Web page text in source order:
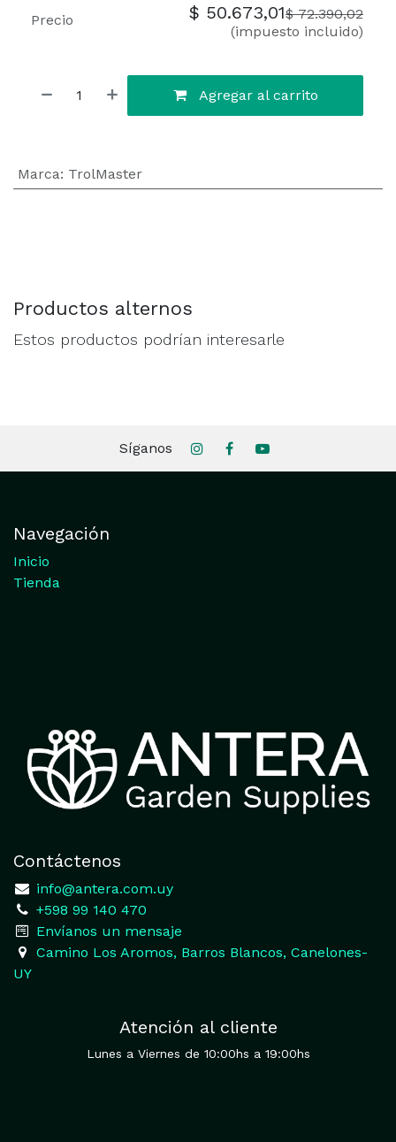
Agregar al carrito
Precio $ 50.673,01$72.390,02
(impuesto incluido)
Marca: TrolMaster
Productos alternos
Estos productos podrían interesarle
Síganos
Navegación
Inicio
Tienda
Contáctenos
info@antera.com.uy
+598 99 140 470
​Envíanos un mensaje
​Camino Los Aromos, Barros Blancos, Canelones-
UY
Atención al cliente
Lunes a Viernes de 10:00hs a 19:00hs